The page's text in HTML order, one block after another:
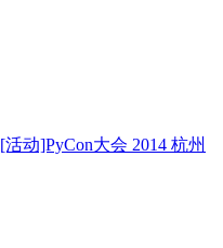
[活动]PyCon大会 2014 杭州